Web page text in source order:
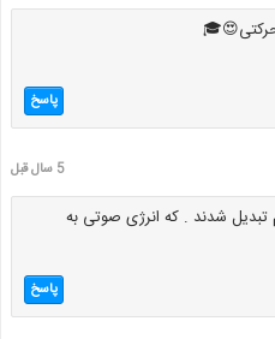
پاسخ
5 سال قبل
شدند . که انرژی صوتی به
پاسخ